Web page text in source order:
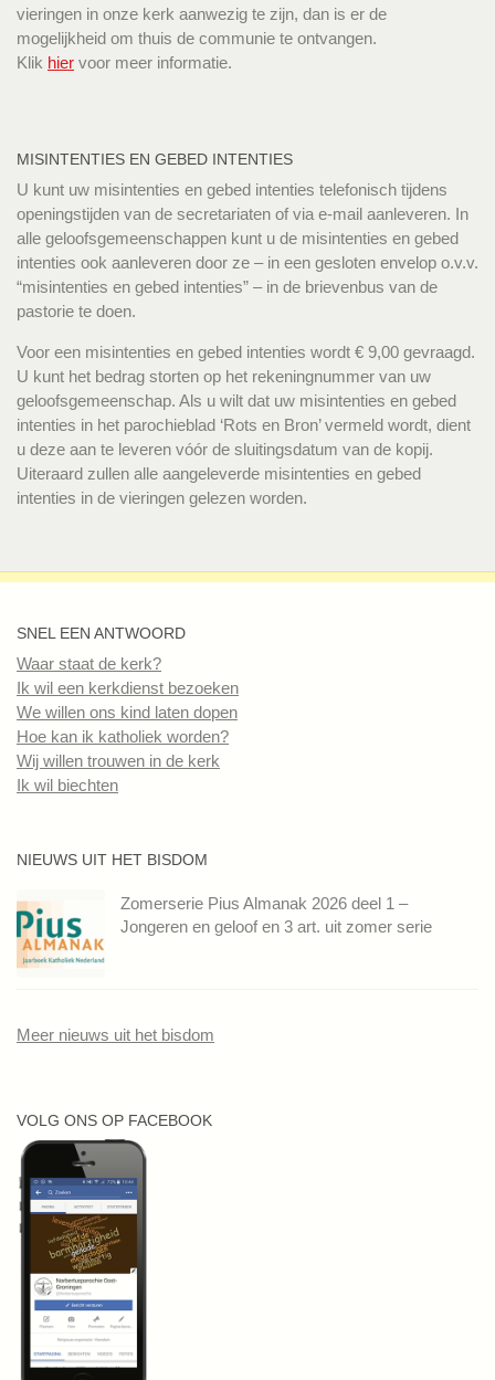
vieringen in onze kerk aanwezig te zijn, dan is er de
mogelijkheid om thuis de communie te ontvangen.
Klik hier voor meer informatie.
MISINTENTIES EN GEBED INTENTIES
U kunt uw misintenties en gebed intenties telefonisch tijdens
openingstijden van de secretariaten of via e-mail aanleveren. In
alle geloofsgemeenschappen kunt u de misintenties en gebed
intenties ook aanleveren door ze – in een gesloten envelop o.v.v.
“misintenties en gebed intenties” – in de brievenbus van de
pastorie te doen.
Voor een misintenties en gebed intenties wordt € 9,00 gevraagd.
U kunt het bedrag storten op het rekeningnummer van uw
geloofsgemeenschap. Als u wilt dat uw misintenties en gebed
intenties in het parochieblad ‘Rots en Bron’ vermeld wordt, dient
u deze aan te leveren vóór de sluitingsdatum van de kopij.
Uiteraard zullen alle aangeleverde misintenties en gebed
intenties in de vieringen gelezen worden.
SNEL EEN ANTWOORD
Waar staat de kerk?
Ik wil een kerkdienst bezoeken
We willen ons kind laten dopen
Hoe kan ik katholiek worden?
Wij willen trouwen in de kerk
Ik wil biechten
NIEUWS UIT HET BISDOM
Zomerserie Pius Almanak 2026 deel 1 –
Jongeren en geloof en 3 art. uit zomer serie
Meer nieuws uit het bisdom
VOLG ONS OP FACEBOOK